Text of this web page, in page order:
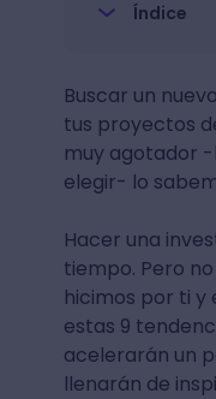
Índice
Buscar un nuevo
tus proyectos
muy agotador
elegir- lo
Hacer una
tiempo. Pero
hicimos por ti y
estas 9
acelerarán un
llenarán de